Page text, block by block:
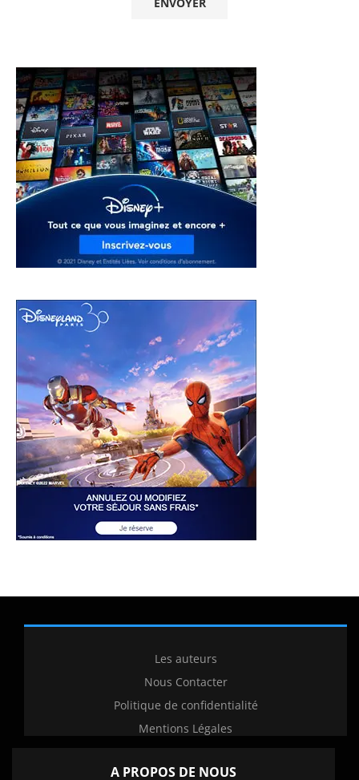
Les auteurs
Nous Contacter
Politique de confidentialité
Mentions Légales
A PROPOS DE NOUS